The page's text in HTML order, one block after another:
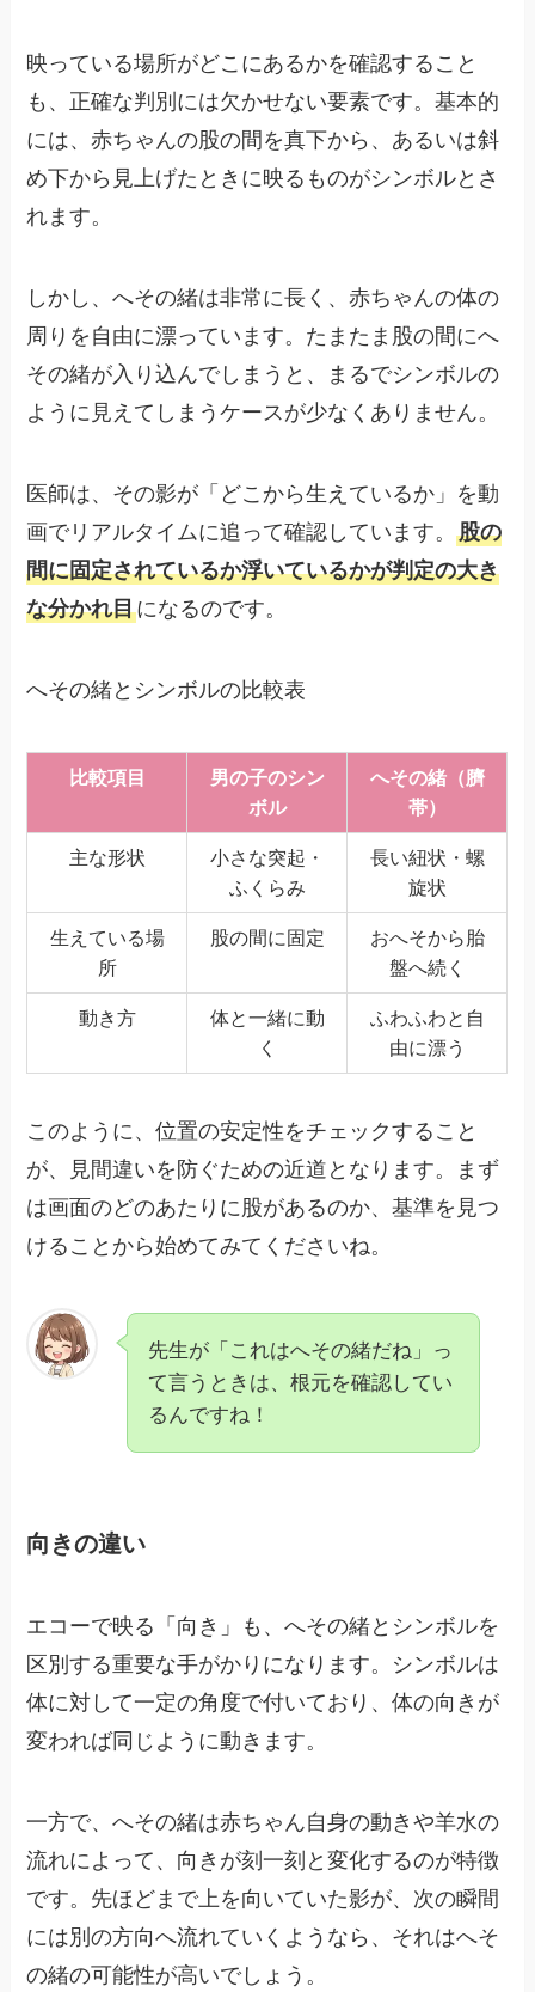
映っている場所がどこにあるかを確認すること
も、正確な判別には欠かせない要素です。基本的
には、赤ちゃんの股の間を真下から、あるいは斜
め下から見上げたときに映るものがシンボルとさ
れます。
しかし、へその緒は非常に長く、赤ちゃんの体の
周りを自由に漂っています。たまたま股の間にへ
その緒が入り込んでしまうと、まるでシンボルの
ように見えてしまうケースが少なくありません。
医師は、その影が「どこから生えているか」を動
画でリアルタイムに追って確認しています。股の
間に固定されているか浮いているかが判定の大き
な分かれ目になるのです。
へその緒とシンボルの比較表
比較項目
男の子のシン
ボル
へその緒（臍
帯）
主な形状
小さな突起・
ふくらみ
長い紐状・螺
旋状
生えている場
所
股の間に固定
おへそから胎
盤へ続く
動き方
体と一緒に動
く
ふわふわと自
由に漂う
このように、位置の安定性をチェックすること
が、見間違いを防ぐための近道となります。まず
は画面のどのあたりに股があるのか、基準を見つ
けることから始めてみてくださいね。
先生が「これはへその緒だね」っ
て言うときは、根元を確認してい
るんですね！
向きの違い
エコーで映る「向き」も、へその緒とシンボルを
区別する重要な手がかりになります。シンボルは
体に対して一定の角度で付いており、体の向きが
変われば同じように動きます。
一方で、へその緒は赤ちゃん自身の動きや羊水の
流れによって、向きが刻一刻と変化するのが特徴
です。先ほどまで上を向いていた影が、次の瞬間
には別の方向へ流れていくようなら、それはへそ
の緒の可能性が高いでしょう。